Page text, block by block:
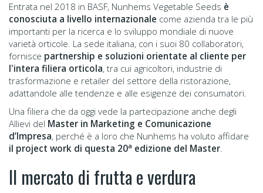
Entrata nel 2018 in BASF, Nunhems Vegetable Seeds è
conosciuta a livello internazionale come azienda tra le più
importanti per la ricerca e lo sviluppo mondiale di nuove
varietà orticole. La sede italiana, con i suoi 80 collaboratori,
fornisce partnership e soluzioni orientate al cliente per
l'intera filiera orticola, tra cui agricoltori, industrie di
trasformazione e retailer del settore della ristorazione,
adattandole alle tendenze e alle esigenze dei consumatori.
Una filiera che da oggi vede la partecipazione anche degli
Allievi del Master in Marketing e Comunicazione
d’Impresa, perché è a loro che Nunhems ha voluto affidare
il project work di questa 20a edizione del Master.
Il mercato di frutta e verdura